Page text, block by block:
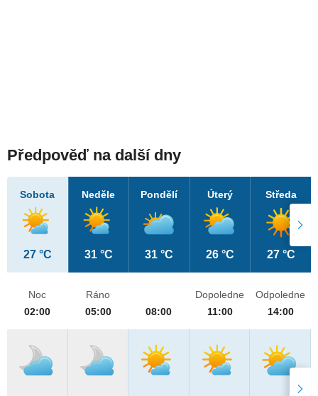
Předpověď na další dny
Sobota
27 °C
Neděle
31 °C
Pondělí
31 °C
Úterý
26 °C
Středa
27 °C
Noc
02:00
Ráno
05:00
08:00
Dopoledne
11:00
Odpoledne
14:00